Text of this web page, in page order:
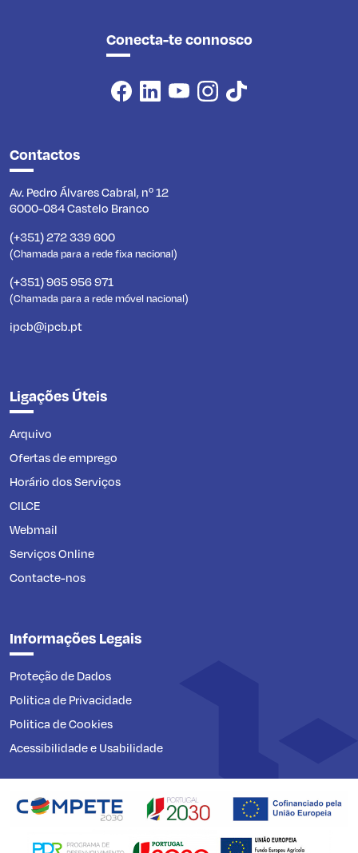
Conecta-te connosco
Contactos
Av. Pedro Álvares Cabral, nº 12
6000-084 Castelo Branco
(+351) 272 339 600
(Chamada para a rede fixa nacional)
(+351) 965 956 971
(Chamada para a rede móvel nacional)
ipcb@ipcb.pt
Ligações Úteis
Arquivo
Ofertas de emprego
Horário dos Serviços
CILCE
Webmail
Serviços Online
Contacte-nos
Informações Legais
Proteção de Dados
Politica de Privacidade
Politica de Cookies
Acessibilidade e Usabilidade